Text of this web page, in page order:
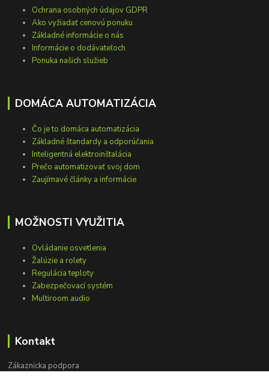
Ochrana osobných údajov GDPR
Ako vyžiadať cenovú ponuku
Základné informácie o nás
Informácie o dodávateľoch
Ponuka našich služieb
DOMÁCA AUTOMATIZÁCIA
Čo je to domáca automatizácia
Základné štandardy a odporúčania
Inteligentná elektroinštalácia
Prečo automatizovať svoj dom
Zaujímavé články a informácie
MOŽNOSTI VYUŽITIA
Ovládanie osvetlenia
Žalúzie a rolety
Regulácia teploty
Zabezpečovací systém
Multiroom audio
Kontakt
Zákaznícka podpora